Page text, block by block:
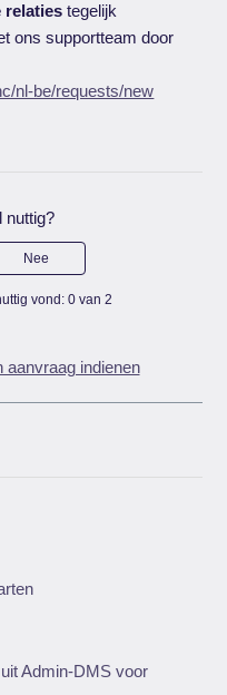
relaties tegelijk
ons supportteam door
nl-be/requests/new
nuttig?
Nee
vond: 0 van 2
aanvraag indienen
Admin-DMS voor